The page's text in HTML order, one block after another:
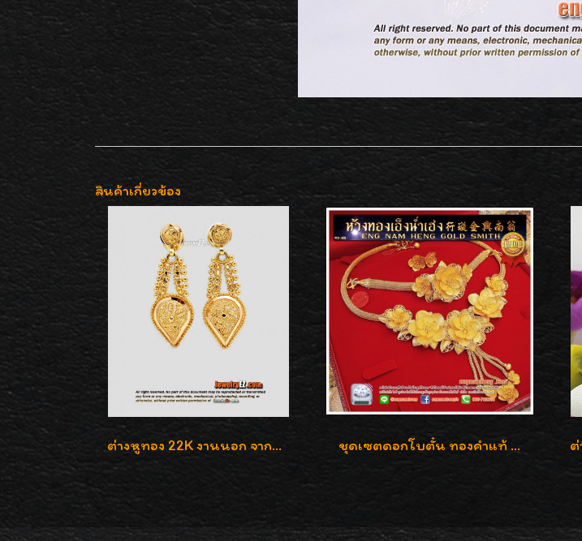
สินค้าเกี่ยวข้อง
ต่างหูทอง 22K งานนอก จากดูไบ น่ารักน่าสะสมค่ะ ชุดเซตดอกโบตั๋น ทองคำแท้ 99.99%